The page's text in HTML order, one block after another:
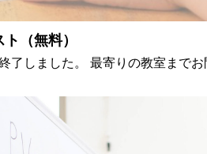
（無料）
了しました。 最寄りの教室まで